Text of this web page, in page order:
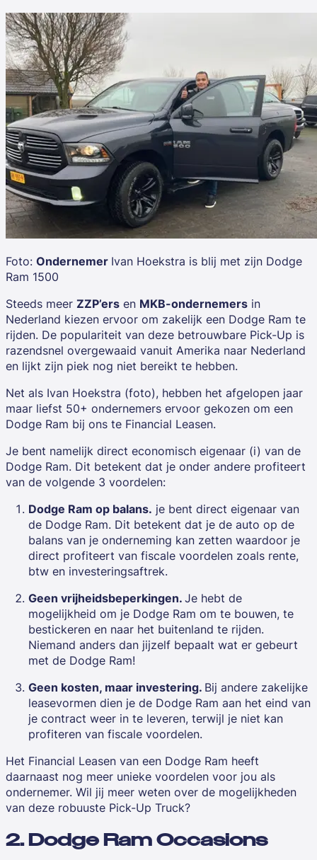
Foto: Ondernemer Ivan Hoekstra is blij met zijn Dodge
Ram 1500
Steeds meer ZZP’ers en MKB-ondernemers in
Nederland kiezen ervoor om zakelijk een Dodge Ram te
rijden. De populariteit van deze betrouwbare Pick-Up is
razendsnel overgewaaid vanuit Amerika naar Nederland
en lijkt zijn piek nog niet bereikt te hebben.
Net als Ivan Hoekstra (foto), hebben het afgelopen jaar
maar liefst 50+ ondernemers ervoor gekozen om een
Dodge Ram bij ons te Financial Leasen.
Je bent namelijk direct economisch eigenaar (i) van de
Dodge Ram. Dit betekent dat je onder andere profiteert
van de volgende 3 voordelen:
Dodge Ram op balans. je bent direct eigenaar van
de Dodge Ram. Dit betekent dat je de auto op de
balans van je onderneming kan zetten waardoor je
direct profiteert van fiscale voordelen zoals rente,
btw en investeringsaftrek.
Geen vrijheidsbeperkingen.Je hebt de
mogelijkheid om je Dodge Ram om te bouwen, te
bestickeren en naar het buitenland te rijden.
Niemand anders dan jijzelf bepaalt wat er gebeurt
met de Dodge Ram!
Geen kosten, maar investering. Bij andere zakelijke
leasevormen dien je de Dodge Ram aan het eind van
je contract weer in te leveren, terwijl je niet kan
profiteren van fiscale voordelen.
Het Financial Leasen van een Dodge Ram heeft
daarnaast nog meer unieke voordelen voor jou als
ondernemer. Wil jij meer weten over de mogelijkheden
van deze robuuste Pick-Up Truck?
2. Dodge Ram Occasions